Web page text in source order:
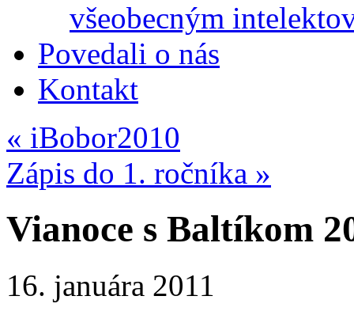
všeobecným
Povedali o nás
Kontakt
« iBobor2010
Zápis do 1. ročníka »
Vianoce s Baltíkom
16. januára 2011